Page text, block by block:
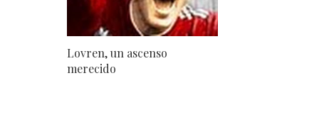
Lovren, un ascenso
merecido